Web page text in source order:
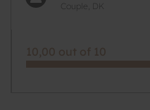
Couple, DK
10,00 out of 10